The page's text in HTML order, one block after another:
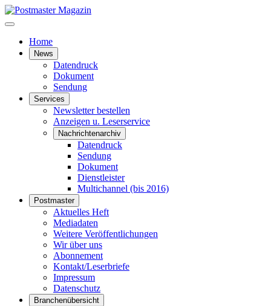
Home
News
Datendruck
Dokument
Sendung
Services
Newsletter bestellen
Anzeigen u. Leserservice
Nachrichtenarchiv
Datendruck
Sendung
Dokument
Dienstleister
Multichannel (bis 2016)
Postmaster
Aktuelles Heft
Mediadaten
Weitere Veröffentlichungen
Wir über uns
Abonnement
Kontakt/Leserbriefe
Impressum
Datenschutz
Branchenübersicht